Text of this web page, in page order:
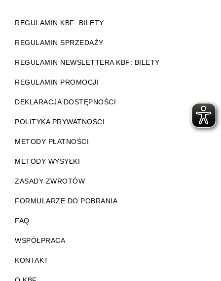
REGULAMIN KBF: BILETY
REGULAMIN SPRZEDAŻY
REGULAMIN NEWSLETTERA KBF: BILETY
REGULAMIN PROMOCJI
DEKLARACJA DOSTĘPNOŚCI
POLITYKA PRYWATNOŚCI
METODY PŁATNOŚCI
METODY WYSYŁKI
ZASADY ZWROTÓW
FORMULARZE DO POBRANIA
FAQ
WSPÓŁPRACA
KONTAKT